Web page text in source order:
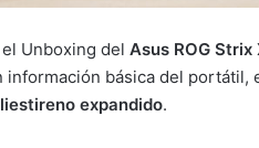
Unboxing del Asus ROG Strix
básica del portátil,
expandido.